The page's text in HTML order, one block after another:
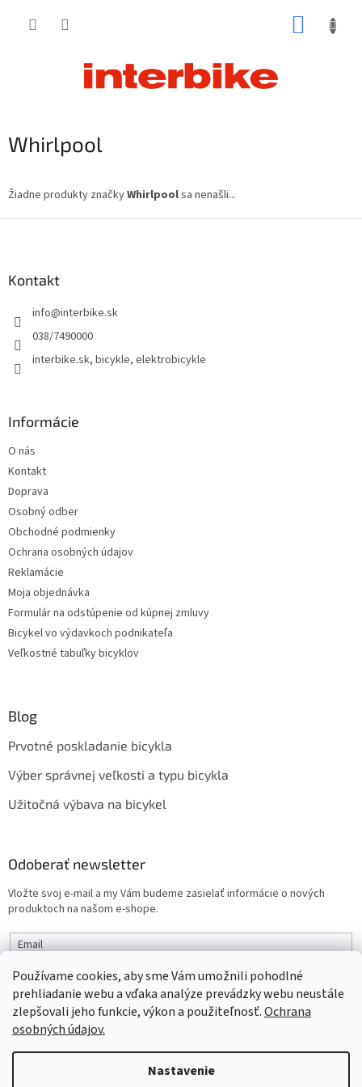
Používame cookies, aby sme Vám umožnili pohodlné
prehliadanie webu a vďaka analýze prevádzky webu neustále
zlepšovali jeho funkcie, výkon a použiteľnosť.Ochrana
osobných údajov.
Nastavenie
Whirlpool
Žiadne produkty značkyWhirlpoolsa nenašli...
Kontakt
info@interbike.sk
038/7490000
interbike.sk, bicykle, elektrobicykle
Informácie
O nás
Kontakt
Doprava
Osobný odber
Obchodné podmienky
Ochrana osobných údajov
Reklamácie
Moja objednávka
Formulár na odstúpenie od kúpnej zmluvy
Bicykel vo výdavkoch podnikateľa
Veľkostné tabuľky bicyklov
Blog
Prvotné poskladanie bicykla
Výber správnej veľkosti a typu bicykla
Užitočná výbava na bicykel
Odoberať newsletter
Vložte svoj e-mail a my Vám budeme zasielať informácie o nových
produktoch na našom e-shope.
Email
PRIHLÁSIŤ SA